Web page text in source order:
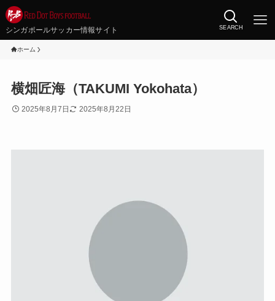
シンガポールサッカー情報サイト SEARCH
ホーム
横畑匠海（TAKUMI Yokohata）
2025年8月7日 2025年8月22日